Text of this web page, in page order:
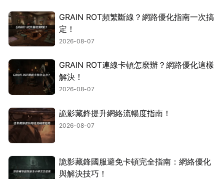
GRAIN ROT頻繁斷線？網路優化指南一次搞
定！
2026-08-07
GRAIN ROT連線卡頓怎麼辦？網路優化這樣
解決！
2026-08-07
詭影藏鋒提升網絡流暢度指南！
2026-08-07
詭影藏鋒國服避免卡頓完全指南：網絡優化
與解決技巧！